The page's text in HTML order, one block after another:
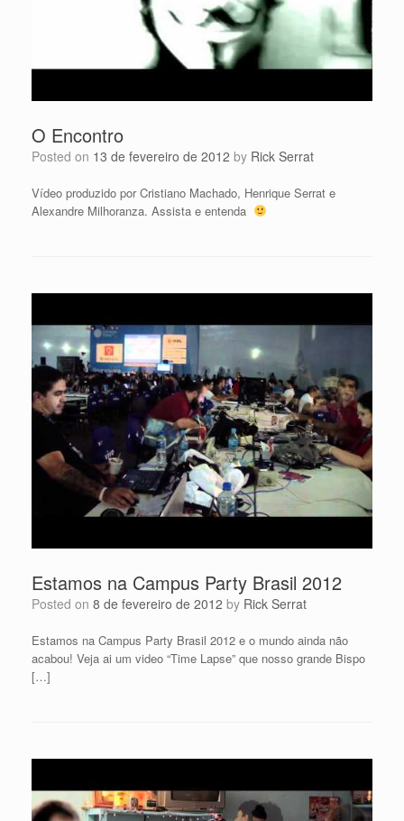
O Encontro
Posted on 13 de fevereiro de 2012 by Rick Serrat
Vídeo produzido por Cristiano Machado, Henrique Serrat e
Alexandre Milhoranza. Assista e entenda
Estamos na Campus Party Brasil 2012
Posted on 8 de fevereiro de 2012 by Rick Serrat
Estamos na Campus Party Brasil 2012 e o mundo ainda não
acabou! Veja ai um video “Time Lapse” que nosso grande Bispo
[…]